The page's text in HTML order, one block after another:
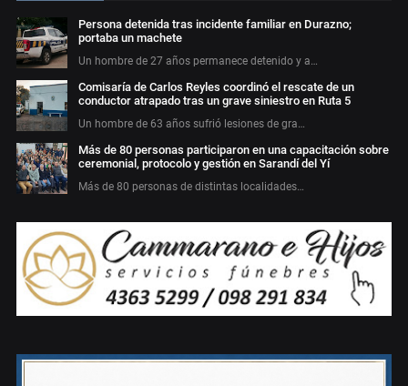
Persona detenida tras incidente familiar en Durazno;
portaba un machete
Un hombre de 27 años permanece detenido y a…
Comisaría de Carlos Reyles coordinó el rescate de un
conductor atrapado tras un grave siniestro en Ruta 5
Un hombre de 63 años sufrió lesiones de gra…
Más de 80 personas participaron en una capacitación sobre
ceremonial, protocolo y gestión en Sarandí del Yí
Más de 80 personas de distintas localidades…